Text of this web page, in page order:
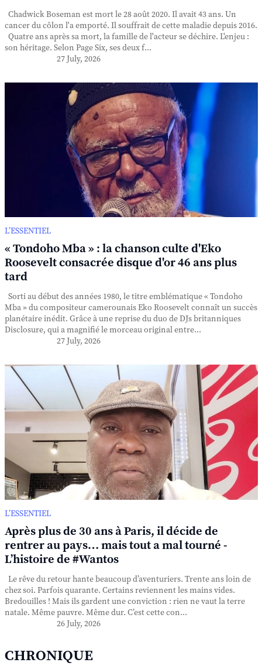
Chadwick Boseman est mort le 28 août 2020. Il avait 43 ans. Un
cancer du côlon l'a emporté. Il souffrait de cette maladie depuis 2016.
Quatre ans après sa mort, la famille de l'acteur se déchire. L'enjeu :
son héritage. Selon Page Six, ses deux f...
27 July, 2026
L’ESSENTIEL
« Tondoho Mba » : la chanson culte d'Eko
Roosevelt consacrée disque d'or 46 ans plus
tard
Sorti au début des années 1980, le titre emblématique « Tondoho
Mba » du compositeur camerounais Eko Roosevelt connaît un succès
planétaire inédit. Grâce à une reprise du duo de DJs britanniques
Disclosure, qui a magnifié le morceau original entre...
27 July, 2026
L’ESSENTIEL
Après plus de 30 ans à Paris, il décide de
rentrer au pays… mais tout a mal tourné -
L’histoire de #Wantos
Le rêve du retour hante beaucoup d’aventuriers. Trente ans loin de
chez soi. Parfois quarante. Certains reviennent les mains vides.
Bredouilles ! Mais ils gardent une conviction : rien ne vaut la terre
natale. Même pauvre. Même dur. C’est cette con...
26 July, 2026
CHRONIQUE